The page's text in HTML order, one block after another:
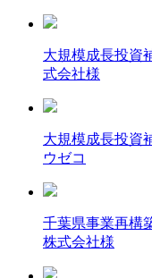
大規模成長投
式会社様
大規模成長投資
ウゼコ
千葉県事業再構
株式会社様